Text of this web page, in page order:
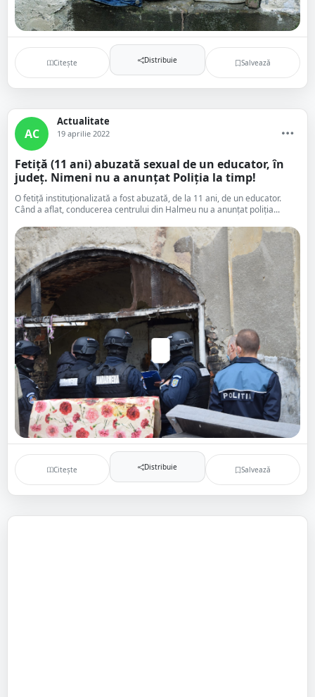
Citește Distribuie Salvează
AC
Actualitate
19 aprilie 2022
Fetiță (11 ani) abuzată sexual de un educator, în
județ. Nimeni nu a anunțat Poliția la timp!
O fetiţă instituţionalizată a fost abuzată, de la 11 ani, de un educator.
Când a aflat, conducerea centrului din Halmeu nu a anunţat poliţia...
Citește Distribuie Salvează